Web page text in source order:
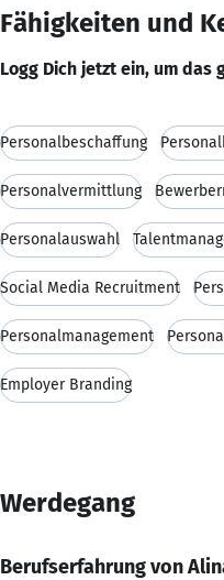
Fähigkeiten und
Logg Dich jetzt ein, um das
Personalbeschaffung
Personalvermittlung
Personalauswahl
Social Media Recruitment
Personalmanagement
Employer Branding
Werdegang
Berufserfahrung von